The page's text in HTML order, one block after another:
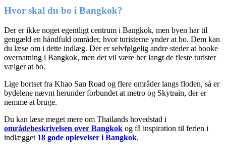
Hvor skal du bo i Bangkok?
Der er ikke noget egentligt centrum i Bangkok, men byen har til
gengæld en håndfuld områder, hvor turisterne ynder at bo. Dem kan
du læse om i dette indlæg. Der er selvfølgelig andre steder at booke
overnatning i Bangkok, men det vil være her langt de fleste turister
vælger at bo.
Lige bortset fra Khao San Road og flere områder langs floden, så er
bydelene nævnt herunder forbundet at metro og Skytrain, der er
nemme at bruge.
Du kan læse meget mere om Thailands hovedstad i
områdebeskrivelsen over Bangkok og få inspiration til ferien i
indlægget 18 gode oplevelser i Bangkok.